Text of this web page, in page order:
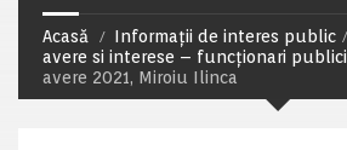
Acasă Informații de interes public
avere si interese – funcționari publici
avere 2021, Miroiu Ilinca